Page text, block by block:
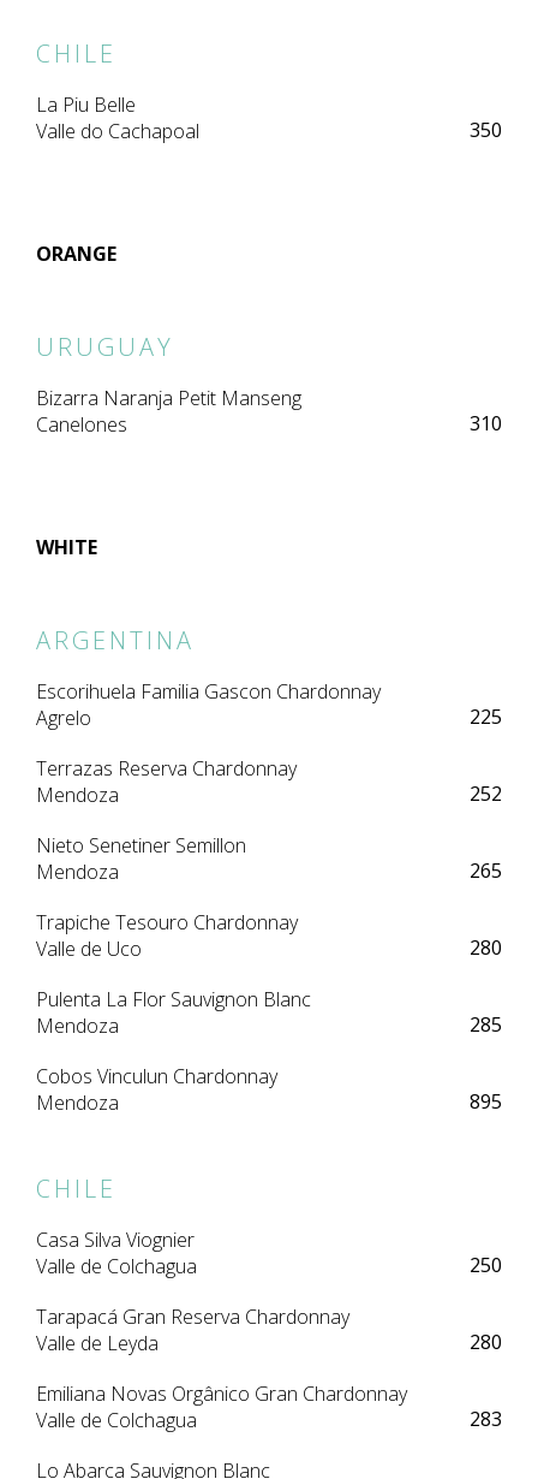
CHILE
La Piu Belle
Valle do Cachapoal
350
ORANGE
URUGUAY
Bizarra Naranja Petit Manseng
Canelones
310
WHITE
ARGENTINA
Escorihuela Familia Gascon Chardonnay
Agrelo
225
Terrazas Reserva Chardonnay
Mendoza
252
Nieto Senetiner Semillon
Mendoza
265
Trapiche Tesouro Chardonnay
Valle de Uco
280
Pulenta La Flor Sauvignon Blanc
Mendoza
285
Cobos Vinculun Chardonnay
Mendoza
895
CHILE
Casa Silva Viognier
Valle de Colchagua
250
Tarapacá Gran Reserva Chardonnay
Valle de Leyda
280
Emiliana Novas Orgânico Gran Chardonnay
Valle de Colchagua
283
Lo Abarca Sauvignon Blanc